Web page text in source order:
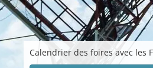
Calendrier des foires avec les